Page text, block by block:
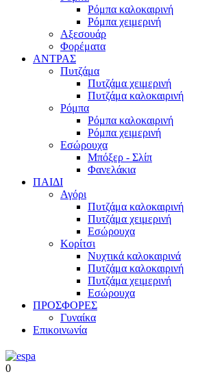
Ρόμπα καλοκαιρινή
Ρόμπα χειμερινή
Αξεσουάρ
Φορέματα
ΑΝΤΡΑΣ
Πυτζάμα
Πυτζάμα χειμερινή
Πυτζάμα καλοκαιρινή
Ρόμπα
Ρόμπα καλοκαιρινή
Ρόμπα χειμερινή
Εσώρουχα
Μπόξερ - Σλίπ
Φανελάκια
ΠΑΙΔΙ
Αγόρι
Πυτζάμα καλοκαιρινή
Πυτζάμα χειμερινή
Εσώρουχα
Κορίτσι
Νυχτικά καλοκαιρινά
Πυτζάμα καλοκαιρινή
Πυτζάμα χειμερινή
Εσώρουχα
ΠΡΟΣΦΟΡΕΣ
Γυναίκα
Επικοινωνία
0